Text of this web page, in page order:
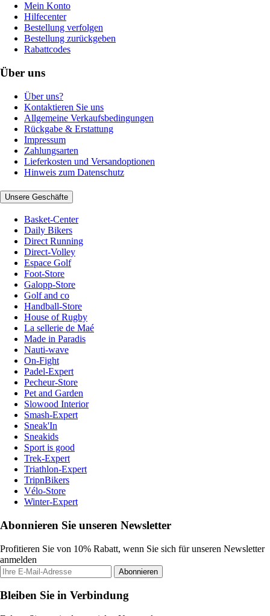
Mein Konto
Hilfecenter
Bestellung verfolgen
Bestellung zurückgeben
Rabattcodes
Über uns
Über uns?
Kontaktieren Sie uns
Allgemeine Verkaufsbedingungen
Rückgabe & Erstattung
Impressum
Zahlungsarten
Lieferkosten und Versandoptionen
Hinweis zum Datenschutz
Unsere Geschäfte
Basket-Center
Daily Bikers
Direct Running
Direct-Volley
Espace Golf
Foot-Store
Galopp-Store
Golf and co
Handball-Store
House of Rugby
La sellerie de Maé
Made in Paradis
Nauti-wave
On-Fight
Padel-Expert
Pecheur-Store
Pet and Garden
Slowood Interior
Smash-Expert
Sneak'In
Sneakids
Sport is good
Trek-Expert
Triathlon-Expert
TripnBikers
Vélo-Store
Winter-Expert
Abonnieren Sie unseren Newsletter
Profitieren Sie von 10% Rabatt, wenn Sie sich für unseren Newsletter
anmelden
Abonnieren
Bleiben Sie in Verbindung